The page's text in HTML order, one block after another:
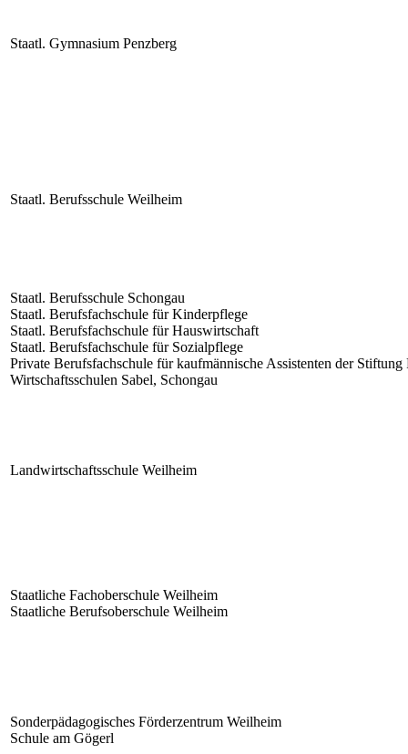
Staatl. Gymnasium Penzberg
Staatl. Berufsschule Weilheim
Staatl. Berufsschule Schongau
Staatl. Berufsfachschule für Kinderpflege
Staatl. Berufsfachschule für Hauswirtschaft
Staatl. Berufsfachschule für Sozialpflege
Private Berufsfachschule für kaufmännische Assistenten der Stiftung
Wirtschaftsschulen Sabel, Schongau
Landwirtschaftsschule Weilheim
Staatliche Fachoberschule Weilheim
Staatliche Berufsoberschule Weilheim
Sonderpädagogisches Förderzentrum Weilheim
Schule am Gögerl